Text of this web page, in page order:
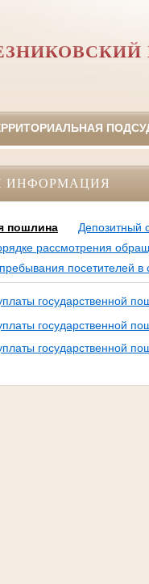
ИНФОРМАЦИЯ
пошлина Депозитный
рассмотрения
посетителей в
государственной
государственной
государственной